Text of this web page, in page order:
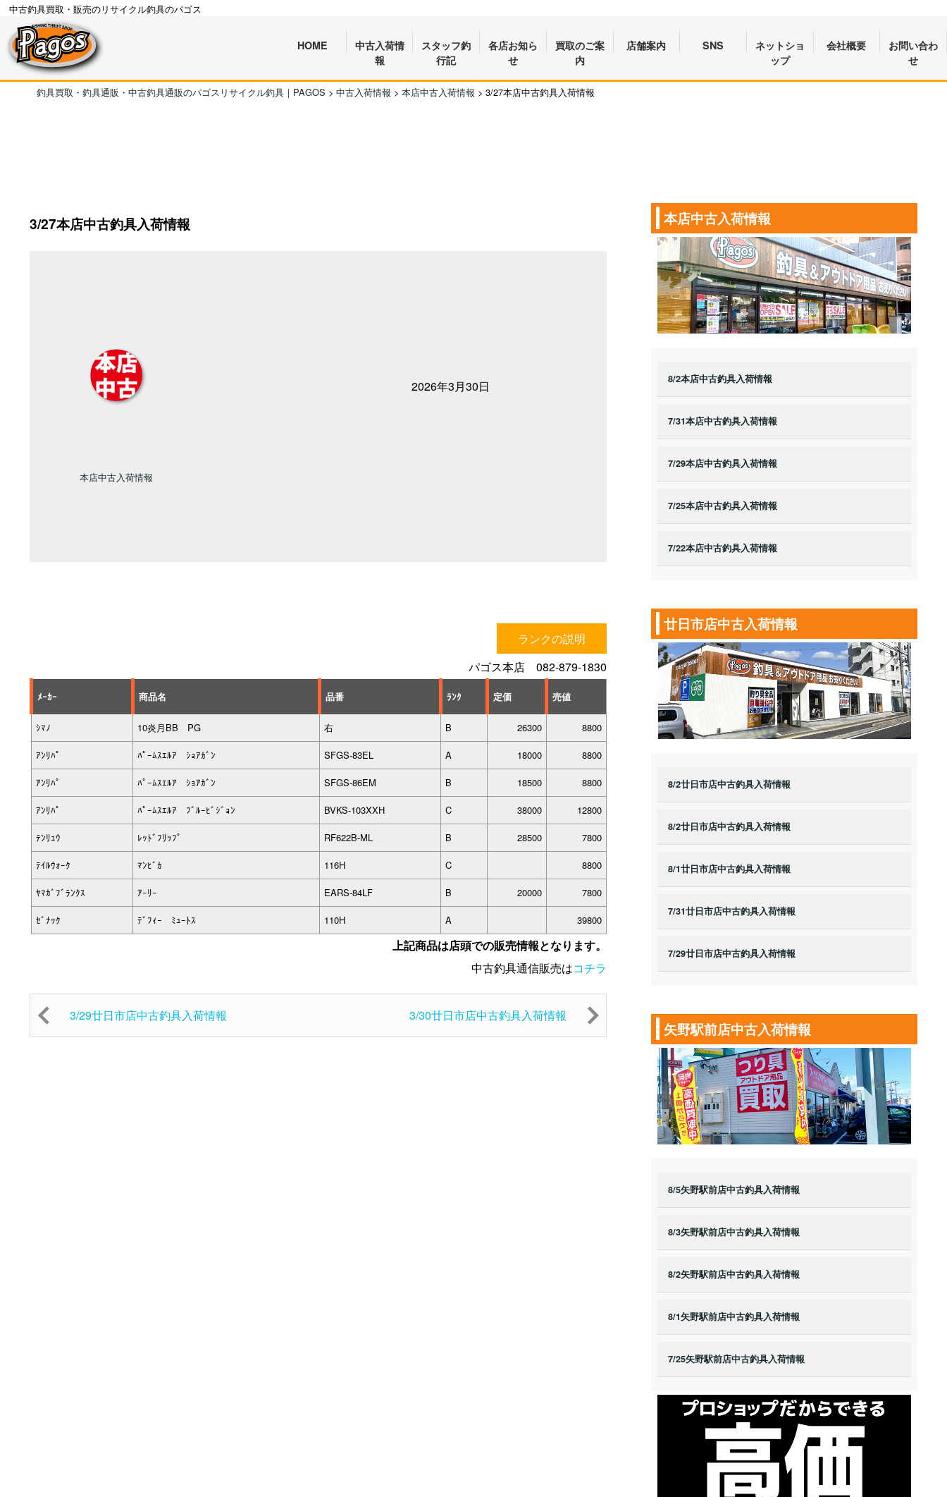
中古釣具買取・販売のリサイクル釣具のパゴス
HOME
中古入荷情
報
スタッフ釣
行記
各店お知ら
せ
買取のご案
内
店舗案内 SNS
ネットショ
ップ
会社概要
お問い合わ
せ
釣具買取・釣具通販・中古釣具通販のパゴスリサイクル釣具｜PAGOS > 中古入荷情報 > 本店中古入荷情報 > 3/27本店中古釣具入荷情報
3/27本店中古釣具入荷情報
本店中古入荷情報
2026年3月30日
ランクの説明
パゴス本店 082-879-1830
ﾒｰｶｰ 商品名 品番 ﾗﾝｸ 定価 売値
ｼﾏﾉ 10炎月BB PG 右 B 26300 8800
ｱﾝﾘﾊﾟ ﾊﾟｰﾑｽｴﾙｱ ｼｮｱｶﾞﾝ SFGS-83EL A 18000 8800
ｱﾝﾘﾊﾟ ﾊﾟｰﾑｽｴﾙｱ ｼｮｱｶﾞﾝ SFGS-86EM B 18500 8800
ｱﾝﾘﾊﾟ ﾊﾟｰﾑｽｴﾙｱ ﾌﾞﾙｰﾋﾞｼﾞｮﾝ BVKS-103XXH C 38000 12800
ﾃﾝﾘｭｳ ﾚｯﾄﾞﾌﾘｯﾌﾟ RF622B-ML B 28500 7800
ﾃｲﾙｳｫｰｸ ﾏﾝﾋﾞｶ 116H C 8800
ﾔﾏｶﾞﾌﾞﾗﾝｸｽ ｱｰﾘｰ EARS-84LF B 20000 7800
ｾﾞﾅｯｸ ﾃﾞﾌｨｰ ﾐｭｰﾄｽ 110H A 39800
上記商品は店頭での販売情報となります。
中古釣具通信販売はコチラ
3/29廿日市店中古釣具入荷情報 3/30廿日市店中古釣具入荷情報
本店中古入荷情報
8/2本店中古釣具入荷情報
7/31本店中古釣具入荷情報
7/29本店中古釣具入荷情報
7/25本店中古釣具入荷情報
7/22本店中古釣具入荷情報
廿日市店中古入荷情報
8/2廿日市店中古釣具入荷情報
8/2廿日市店中古釣具入荷情報
8/1廿日市店中古釣具入荷情報
7/31廿日市店中古釣具入荷情報
7/29廿日市店中古釣具入荷情報
矢野駅前店中古入荷情報
8/5矢野駅前店中古釣具入荷情報
8/3矢野駅前店中古釣具入荷情報
8/2矢野駅前店中古釣具入荷情報
8/1矢野駅前店中古釣具入荷情報
7/25矢野駅前店中古釣具入荷情報